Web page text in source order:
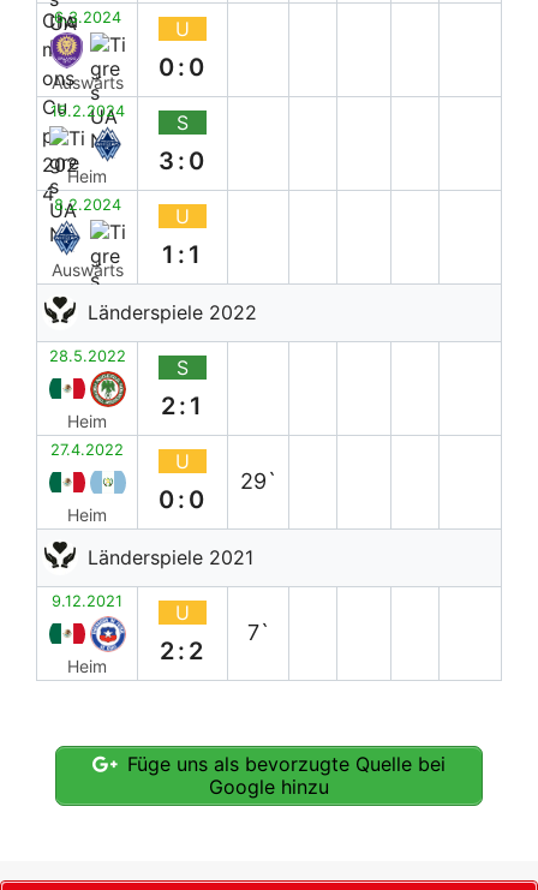
6.3.2024
Auswärts
U
0:0
15.2.2024
Heim
S
3:0
8.2.2024
Auswärts
U
1:1
Länderspiele 2022
28.5.2022
Heim
S
2:1
27.4.2022
Heim
U
0:0
29`
Länderspiele 2021
9.12.2021
Heim
U
2:2
7`
Füge uns als bevorzugte Quelle bei
Google hinzu